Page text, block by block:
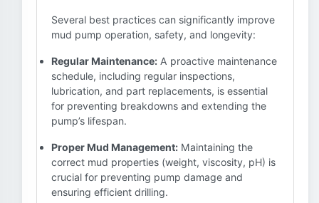
Several best practices can significantly improve
mud pump operation, safety, and longevity:
Regular Maintenance: A proactive maintenance
schedule, including regular inspections,
lubrication, and part replacements, is essential
for preventing breakdowns and extending the
pump’s lifespan.
Proper Mud Management: Maintaining the
correct mud properties (weight, viscosity, pH) is
crucial for preventing pump damage and
ensuring efficient drilling.